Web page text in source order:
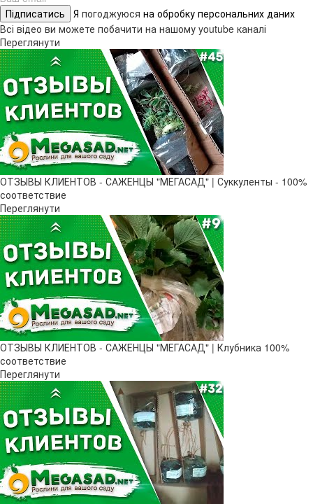
Підписатись Я погоджуюся на обробку персональних даних
Всі відео ви можете побачити на нашому youtube каналі
Переглянути
ОТЗЫВЫ КЛИЕНТОВ - САЖЕНЦЫ "МЕГАСАД" | Суккуленты - 100%
соответствие
Переглянути
ОТЗЫВЫ КЛИЕНТОВ - САЖЕНЦЫ "МЕГАСАД" | Клубника 100%
соответствие
Переглянути